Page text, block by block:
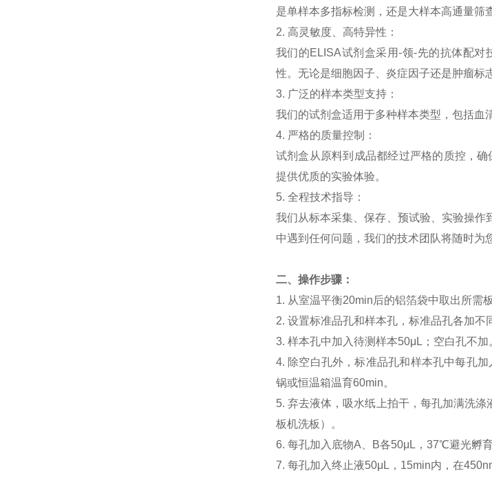
是单样本多指标检测，还是大样本高通量筛
2. 高灵敏度、高特异性：
我们的ELISA试剂盒采用-领-先的抗体配对
性。无论是细胞因子、炎症因子还是肿瘤标
3. 广泛的样本类型支持：
我们的试剂盒适用于多种样本类型，包括血
4. 严格的质量控制：
试剂盒从原料到成品都经过严格的质控，
提供优质的实验体验。
5. 全程技术指导：
我们从标本采集、保存、预试验、实验操作
中遇到任何问题，我们的技术团队将随时为
二、操作步骤：
1. 从室温平衡20min后的铝箔袋中取出所需
2. 设置标准品孔和样本孔，标准品孔各加不
3. 样本孔中加入待测样本50μ L ；空白孔不加
4. 除空白孔外，标准品孔和样本孔中每孔
锅或恒温箱温育60min。
5.弃去液体，吸水纸上拍干，每孔加满洗涤
板机洗板）。
6. 每孔加入底物A B各50μ L ， 37℃避光孵
7. 每孔加入终止液50μ L ， 15min内，在